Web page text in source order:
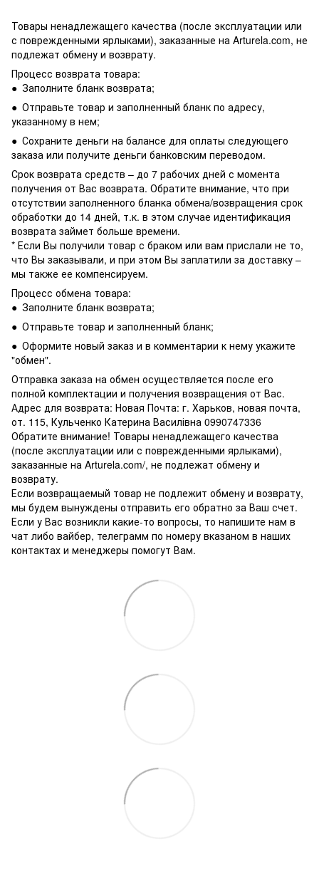
Товары ненадлежащего качества (после эксплуатации или
с поврежденными ярлыками), заказанные на Arturela.com, не
подлежат обмену и возврату.
Процесс возврата товара:
● Заполните бланк возврата;
● Отправьте товар и заполненный бланк по адресу,
указанному в нем;
● Сохраните деньги на балансе для оплаты следующего
заказа или получите деньги банковским переводом.
Срок возврата средств – до 7 рабочих дней с момента
получения от Вас возврата. Обратите внимание, что при
отсутствии заполненного бланка обмена/возвращения срок
обработки до 14 дней, т.к. в этом случае идентификация
возврата займет больше времени.
* Если Вы получили товар с браком или вам прислали не то,
что Вы заказывали, и при этом Вы заплатили за доставку –
мы также ее компенсируем.
Процесс обмена товара:
● Заполните бланк возврата;
● Отправьте товар и заполненный бланк;
● Оформите новый заказ и в комментарии к нему укажите
"обмен".
Отправка заказа на обмен осуществляется после его
полной комплектации и получения возвращения от Вас.
Адрес для возврата: Новая Почта: г. Харьков, новая почта,
от. 115, Кульченко Катерина Василівна 0990747336
Обратите внимание! Товары ненадлежащего качества
(после эксплуатации или с поврежденными ярлыками),
заказанные на Arturela.com/, не подлежат обмену и
возврату.
Если возвращаемый товар не подлежит обмену и возврату,
мы будем вынуждены отправить его обратно за Ваш счет.
Если у Вас возникли какие-то вопросы, то напишите нам в
чат либо вайбер, телеграмм по номеру вказаном в наших
контактах и менеджеры помогут Вам.